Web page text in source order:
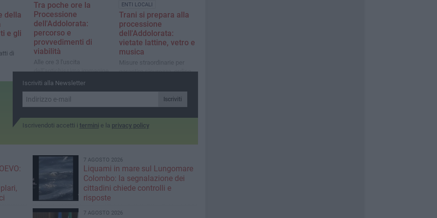
della
e gli
di
Tra poche ore la
Processione
dell'Addolorata:
percorso e
provvedimenti di
viabilità
Alle ore 3 l'uscita
dell'antichissima immagine
della Vergine dalla chiesa di
ENTI LOCALI
Trani si prepara alla
processione
dell'Addolorata:
vietate lattine, vetro e
musica
Misure straordinarie per
garantire sicurezza, ordine
Iscriviti alla Newsletter
Iscriviti
Iscrivendoti accetti i termini e la privacy policy
7 AGOSTO 2026
Liquami in mare sul Lungomare
Colombo: la segnalazione dei
cittadini chiede controlli e
risposte
7 AGOSTO 2026